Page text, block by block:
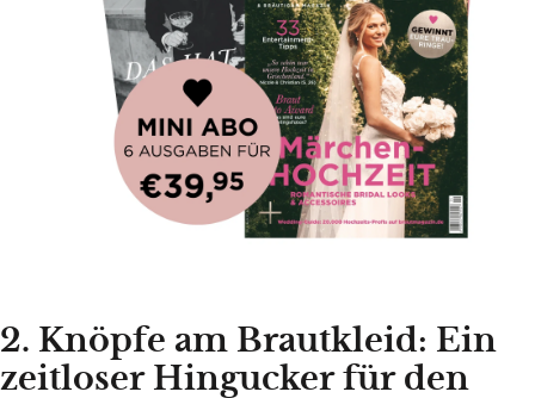
2. Knöpfe am Brautkleid: Ein
zeitloser Hingucker für den